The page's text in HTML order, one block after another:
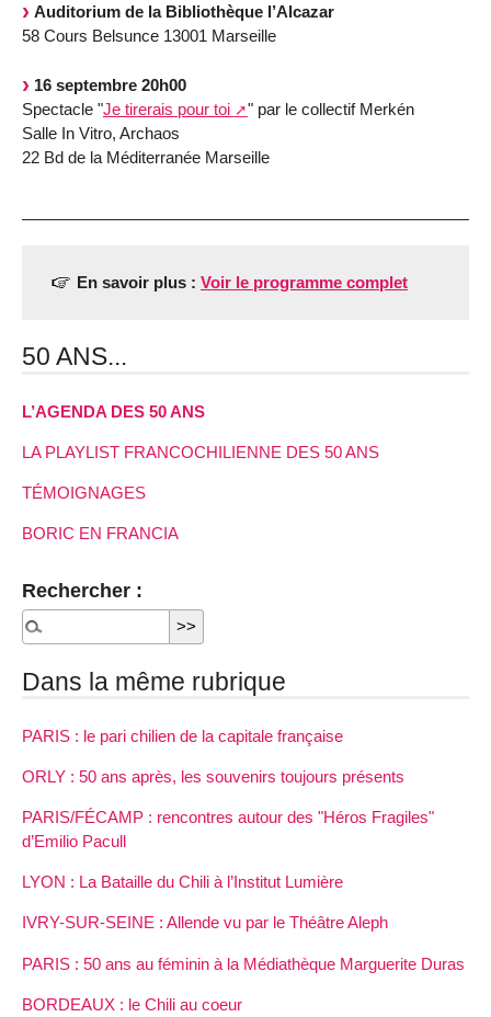
Auditorium de la Bibliothèque l’Alcazar
58 Cours Belsunce 13001 Marseille
16 septembre 20h00
Spectacle "Je tirerais pour toi
" par le collectif Merkén
Salle In Vitro, Archaos
22 Bd de la Méditerranée Marseille
En savoir plus : Voir le programme complet
50 ANS...
L’AGENDA DES 50 ANS
LA PLAYLIST FRANCOCHILIENNE DES 50 ANS
TÉMOIGNAGES
BORIC EN FRANCIA
Rechercher :
Dans la même rubrique
PARIS : le pari chilien de la capitale française
ORLY : 50 ans après, les souvenirs toujours présents
PARIS/FÉCAMP : rencontres autour des "Héros Fragiles"
d’Emilio Pacull
LYON : La Bataille du Chili à l’Institut Lumière
IVRY-SUR-SEINE : Allende vu par le Théâtre Aleph
PARIS : 50 ans au féminin à la Médiathèque Marguerite Duras
BORDEAUX : le Chili au coeur